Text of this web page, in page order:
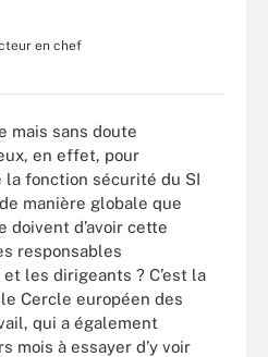
en chef
mais sans doute
en effet, pour
fonction sécurité du SI
manière globale que
doivent d’avoir cette
responsables
les dirigeants ? C’est la
Cercle européen des
qui a également
mois à essayer d’y voir